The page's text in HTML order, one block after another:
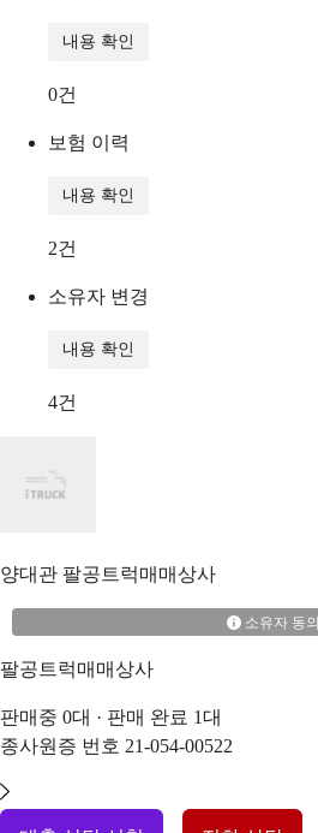
내용 확인
0건
보험 이력
내용 확인
2건
소유자 변경
내용 확인
4건
양대관 팔공트럭매매상사
소유자 동의
팔공트럭매매상사
판매중 0대 · 판매 완료 1대
종사원증 번호 21-054-00522